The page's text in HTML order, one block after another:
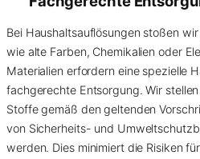
Bei Haushaltsauflösungen stoßen
wie alte Farben, Chemikalien oder
Materialien erfordern eine spezielle
fachgerechte Entsorgung. Wir
Stoffe gemäß den geltenden
von Sicherheits- und
werden. Dies minimiert die Risiken